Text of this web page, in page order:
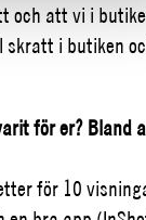
och att vi i
i butiken
för er? Bland
för 10